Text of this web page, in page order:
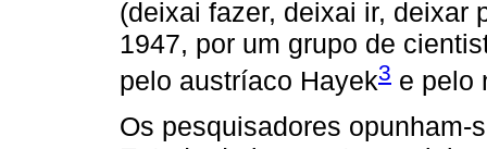
(deixai fazer, deixai ir, deixar
1947, por um grupo de
pelo austríaco Hayek3 e pelo
Os pesquisadores